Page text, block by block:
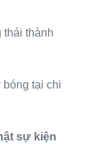
thái thành
bóng tại chi
sự kiện